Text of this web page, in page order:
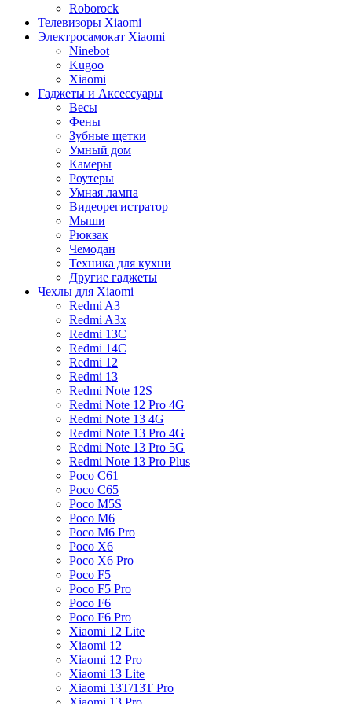
Roborock
Телевизоры Xiaomi
Электросамокат Xiaomi
Ninebot
Kugoo
Xiaomi
Гаджеты и Аксессуары
Весы
Фены
Зубные щетки
Умный дом
Камеры
Роутеры
Умная лампа
Видеорегистратор
Мыши
Рюкзак
Чемодан
Техника для кухни
Другие гаджеты
Чехлы для Xiaomi
Redmi A3
Redmi A3x
Redmi 13C
Redmi 14C
Redmi 12
Redmi 13
Redmi Note 12S
Redmi Note 12 Pro 4G
Redmi Note 13 4G
Redmi Note 13 Pro 4G
Redmi Note 13 Pro 5G
Redmi Note 13 Pro Plus
Poco C61
Poco C65
Poco M5S
Poco M6
Poco M6 Pro
Poco X6
Poco X6 Pro
Poco F5
Poco F5 Pro
Poco F6
Poco F6 Pro
Xiaomi 12 Lite
Xiaomi 12
Xiaomi 12 Pro
Xiaomi 13 Lite
Xiaomi 13T/13T Pro